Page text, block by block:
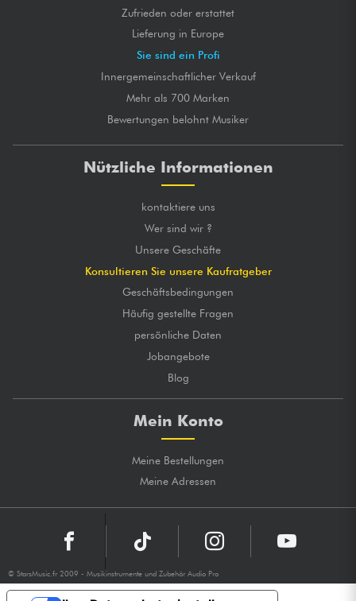
Zufrieden oder erstattet
Lieferung in Europe
Sie sind ein Profi
Innergemeinschaftlicher Verkauf
Mehr als 700 Marken
Bewertungen belohnt Musiker
Nützliche Informationen
kontaktiere uns
Wer sind wir ?
Unsere Geschäfte
Konsultieren Sie unsere Kaufratgeber
Geschäftsbedingungen
Häufig gestellte Fragen
persönliche Daten
Jobangebote
Blog
Mein Konto
Meine Bestellungen
Meine Adressen
© StarsMusic.fr 2009 - Musikinstrumente und Zubehör Audio Pro